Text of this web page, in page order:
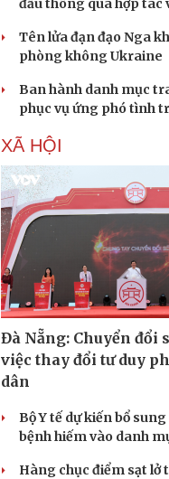
đấu thông qua hợp tác
Tên lửa đạn đạo Nga
phòng không Ukraine
Ban hành danh mục
phục vụ ứng phó tình
XÃ HỘI
Đà Nẵng: Chuyển đổi
việc thay đổi tư duy
dân
Bộ Y tế dự kiến bổ
bệnh hiếm vào danh
Hàng chục điểm sạt lở